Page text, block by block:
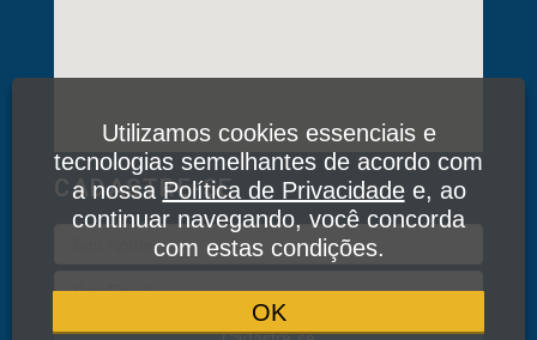
CADASTRE-SE
Utilizamos cookies essenciais e
tecnologias semelhantes de acordo com
a nossaPolítica de Privacidadee, ao
continuar navegando, você concorda
com estas condições.
OK